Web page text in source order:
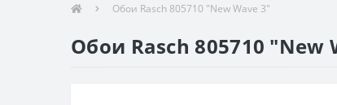
Обои Rasch 805710 "New Wave 3"
Обои Rasch 805710 "New